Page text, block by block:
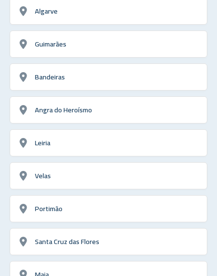
Algarve
Guimarães
Bandeiras
Angra do Heroísmo
Leiria
Velas
Portimão
Santa Cruz das Flores